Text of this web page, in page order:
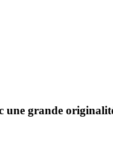
une grande